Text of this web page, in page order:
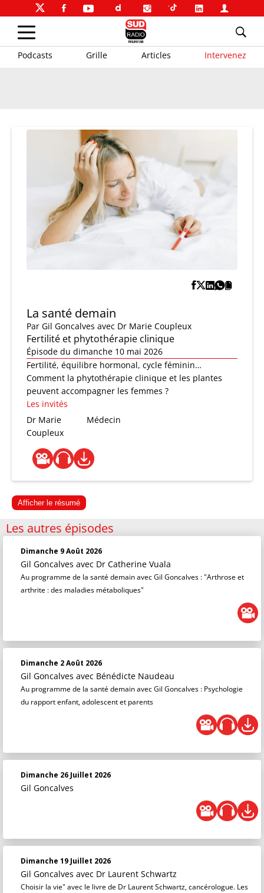
Podcasts Grille Articles Intervenez
La santé demain
Par Gil Goncalves avec Dr Marie Coupleux
Fertilité et phytothérapie clinique
Épisode du dimanche 10 mai 2026
Fertilité, équilibre hormonal, cycle féminin…
Comment la phytothérapie clinique et les plantes
peuvent accompagner les femmes ?
Les invités
Dr Marie
Coupleux
Médecin
Afficher le résumé
Les autres épisodes
Dimanche 9 Août 2026
Gil Goncalves avec Dr Catherine Vuala
Au programme de la santé demain avec Gil Goncalves : "Arthrose et
arthrite : des maladies métaboliques"
Dimanche 2 Août 2026
Gil Goncalves avec Bénédicte Naudeau
Au programme de la santé demain avec Gil Goncalves : Psychologie
du rapport enfant, adolescent et parents
Dimanche 26 Juillet 2026
Gil Goncalves
Dimanche 19 Juillet 2026
Gil Goncalves avec Dr Laurent Schwartz
Choisir la vie" avec le livre de Dr Laurent Schwartz, cancérologue. Les